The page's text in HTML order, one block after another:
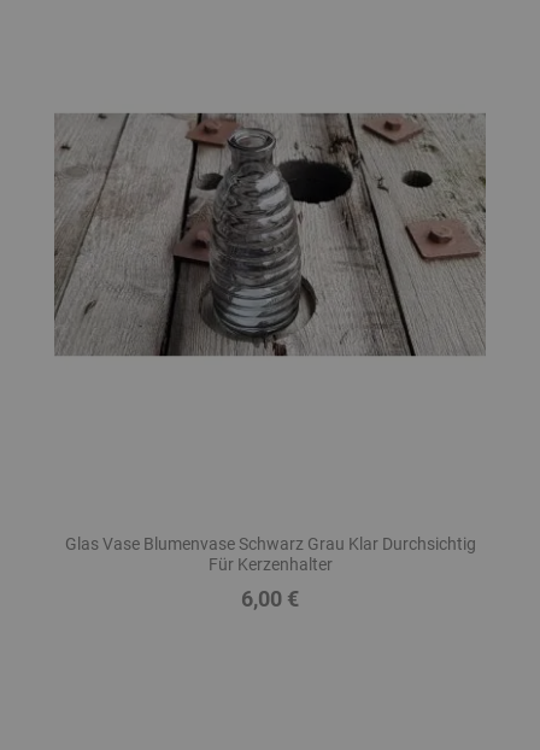
Glas Vase Blumenvase Schwarz Grau Klar Durchsichtig
Für Kerzenhalter
Preis
6,00 €